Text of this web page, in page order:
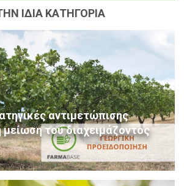
ΙΔΙΑ ΚΑΤΗΓΟΡΙΑ
αντιμετώπισης
μείωση του διαχειμάζοντος